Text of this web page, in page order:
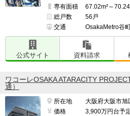
専有面積
67.02m²～
総戸数
56戸
交通
OsakaMetro谷
公式サイト 資料請求
ワコーレOSAKA ATARACITY
通）
所在地
大阪府大阪市旭
価格
3,900万円台予